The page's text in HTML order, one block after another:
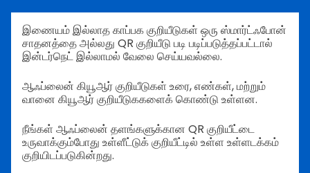
இணையம் இல்லாத காப்பக குறியீடுகள் ஒரு ஸ்மார்ட்ஃபோன்
சாதனத்தை அல்லது QR குறியீடு படி படிப்படுத்தப்பட்டால்
இன்டர்நெட் இல்லாமல் வேலை செய்யவல்லை.
ஆஃப்லைன் கியூஆர் குறியீடுகள் உரை, எண்கள், மற்றும்
வானை கியூஆர் குறியீடுககளைக் கொண்டு உள்ளன.
நீங்கள் ஆஃப்லைன் தளங்களுக்கான QR குறியீட்டை
உருவாக்கும்போது உள்ளீட்டுக் குறியீட்டில் உள்ள உள்ளடக்கம்
குறியிடப்படுகின்றது.